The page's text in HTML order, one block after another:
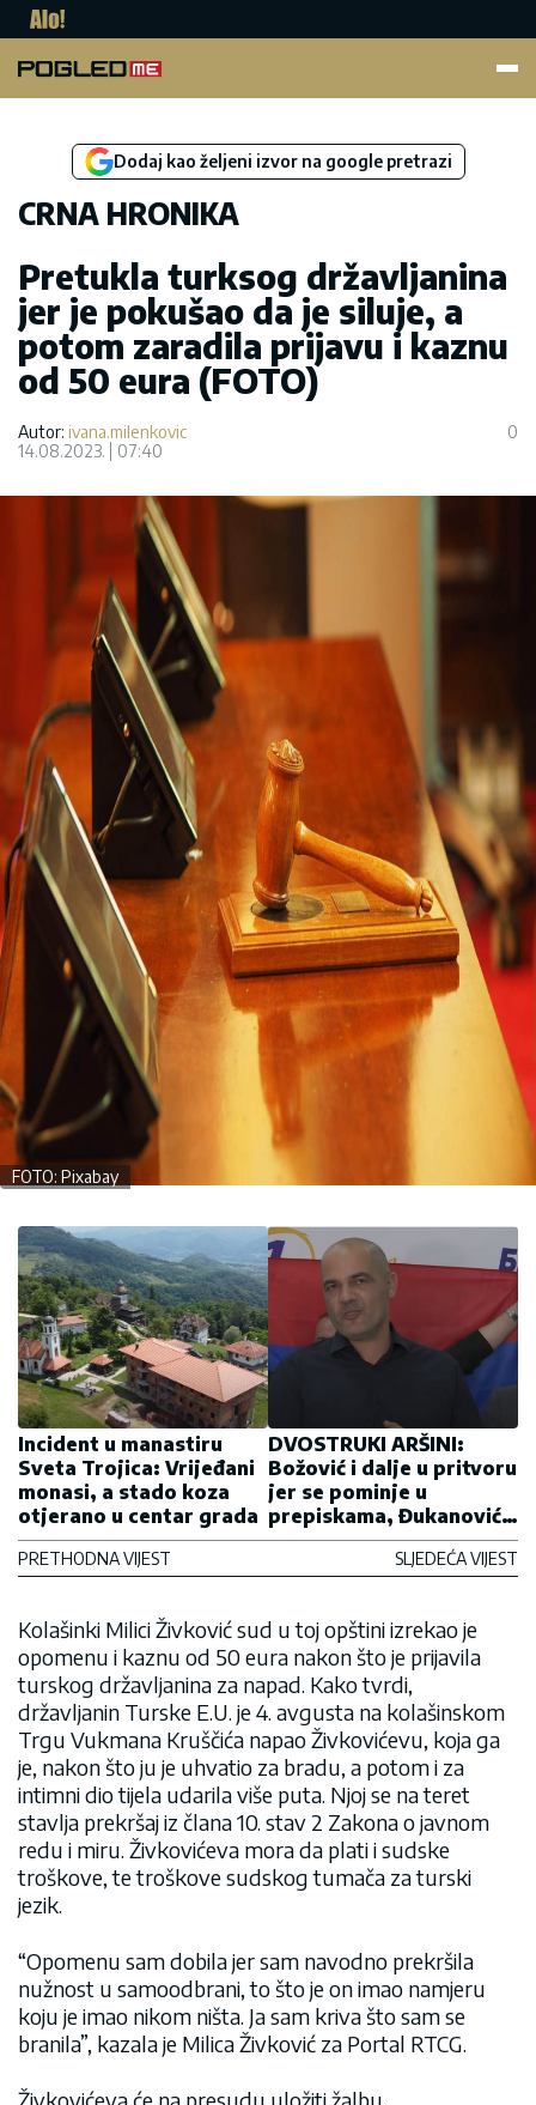
Dodaj kao željeni izvor na google pretrazi
CRNA HRONIKA
Pretukla turksog državljanina
jer je pokušao da je siluje, a
potom zaradila prijavu i kaznu
od 50 eura (FOTO)
Autor: ivana.milenkovic
14.08.2023.
07:40
0
FOTO: Pixabay
Incident u manastiru
Sveta Trojica: Vrijeđani
monasi, a stado koza
otjerano u centar grada
PRETHODNA VIJEST
DVOSTRUKI ARŠINI:
Božović i dalje u pritvoru
jer se pominje u
prepiskama, Đukanović
nedodirljiv i za
saslušanje zbogSLJEDEĆA VIJEST
Kolašinki Milici Živković sud u toj opštini izrekao je
opomenu i kaznu od 50 eura nakon što je prijavila
turskog državljanina za napad. Kako tvrdi,
državljanin Turske E.U. je 4. avgusta na kolašinskom
Trgu Vukmana Kruščića napao Živkovićevu, koja ga
je, nakon što ju je uhvatio za bradu, a potom i za
intimni dio tijela udarila više puta. Njoj se na teret
stavlja prekršaj iz člana 10. stav 2 Zakona o javnom
redu i miru. Živkovićeva mora da plati i sudske
troškove, te troškove sudskog tumača za turski
jezik.
“Opomenu sam dobila jer sam navodno prekršila
nužnost u samoodbrani, to što je on imao namjeru
koju je imao nikom ništa. Ja sam kriva što sam se
branila”, kazala je Milica Živković za Portal RTCG.